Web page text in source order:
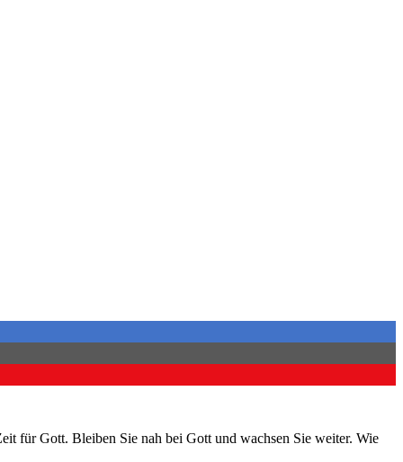
für Gott. Bleiben Sie nah bei Gott und wachsen Sie weiter. Wie